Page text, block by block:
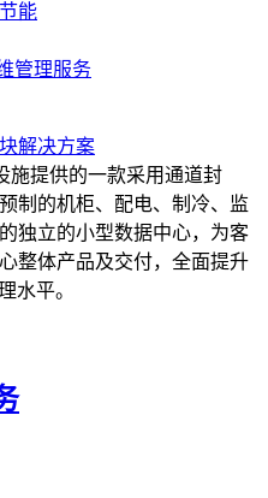
能
管理服务
解决方案
施提供的一款采用通道封
制的机柜、配电、制冷、监
独立的小型数据中心，为客
整体产品及交付，全面提升
水平。